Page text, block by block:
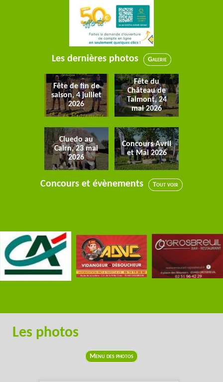
Concours et évènements Tout voir
Les dernières photos Galerie
Fête de fin de
saison, 4 juillet
2026
Fête du
Château de
Talmont, 24
mai 2026
Cluedo au
Cairn, 23 mai
2026
Concours Avril
et Mai 2026
Les photos
Menu des photos